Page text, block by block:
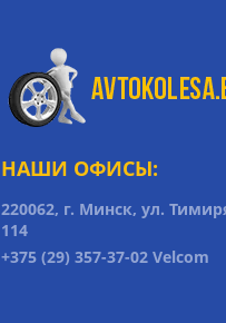
НАШИ ОФИСЫ:
220062, г. Минск, ул.
114
+375 (29) 357-37-02 Velcom